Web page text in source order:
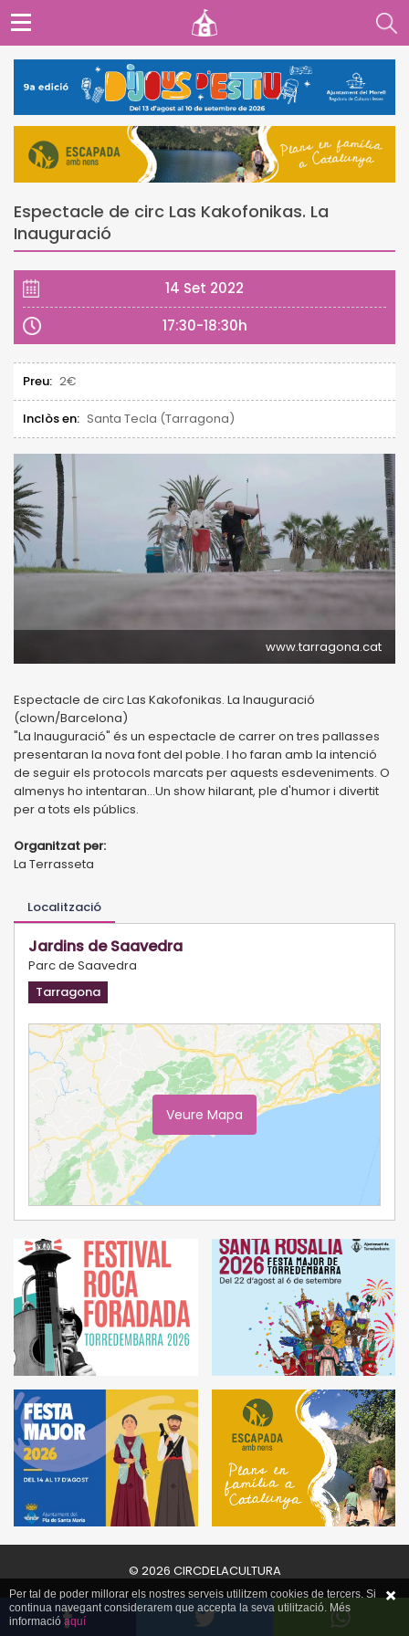
Espectacle de circ Las Kakofonikas. La
Inauguració
14 Set 2022
17:30-18:30h
Preu: 2€
Inclòs en: Santa Tecla (Tarragona)
www.tarragona.cat
Espectacle de circ Las Kakofonikas. La Inauguració
(clown/Barcelona)
"La Inauguració" és un espectacle de carrer on tres pallasses
presentaran la nova font del poble. I ho faran amb la intenció
de seguir els protocols marcats per aquests esdeveniments. O
almenys ho intentaran...Un show hilarant, ple d'humor i divertit
per a tots els públics.
Organitzat per:
La Terrasseta
Localització
Jardins de Saavedra
Parc de Saavedra
Tarragona
Veure Mapa
© 2026 CIRCDELACULTURA
Per tal de poder millorar els nostres serveis utilitzem cookies de tercers. Si
continua navegant considerarem que accepta la seva utilització. Més
informacióaquí